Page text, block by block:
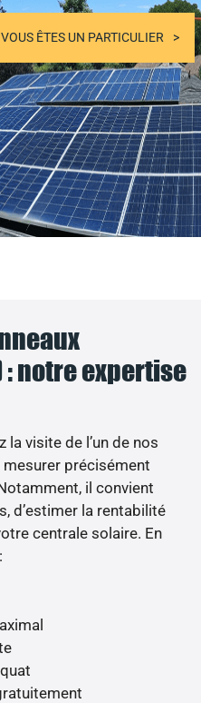
VOUS ÊTES UN PARTICULIER
notre expertise
visite de l’un de nos
précisément
il convient
d’estimer la rentabilité
centrale solaire. En